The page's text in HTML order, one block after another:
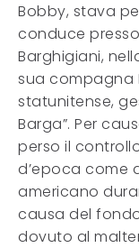
Bobby, stava
conduce
Barghigiani,
sua compagna
statunitense,
Barga”. Per
perso il
d’epoca come
americano
causa del
dovuto al